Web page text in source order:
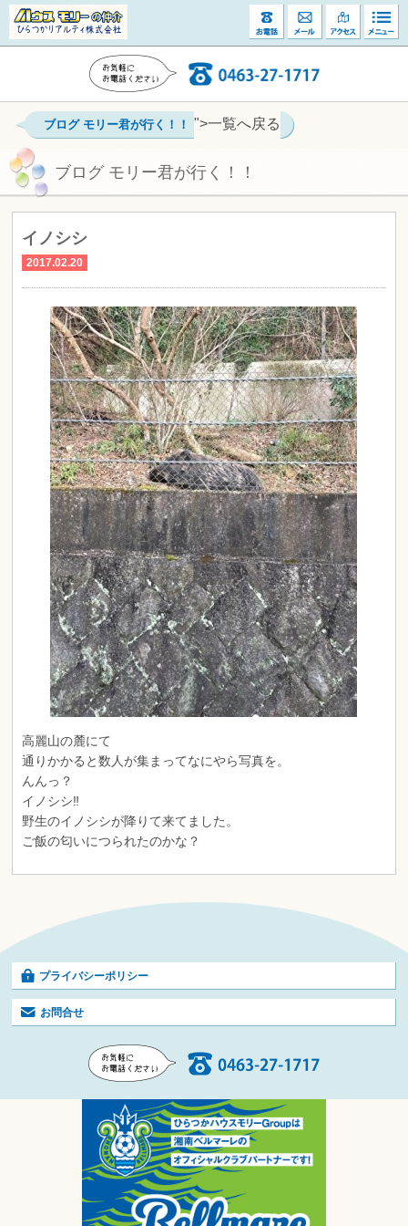
ブログ モリー君が行く！！ ">一覧へ戻る
ブログ モリー君が行く！！
イノシシ
2017.02.20
高麗山の麓にて
通りかかると数人が集まってなにやら写真を。
んんっ？
イノシシ‼️
野生のイノシシが降りて来てました。
ご飯の匂いにつられたのかな？
プライバシーポリシー
お問合せ